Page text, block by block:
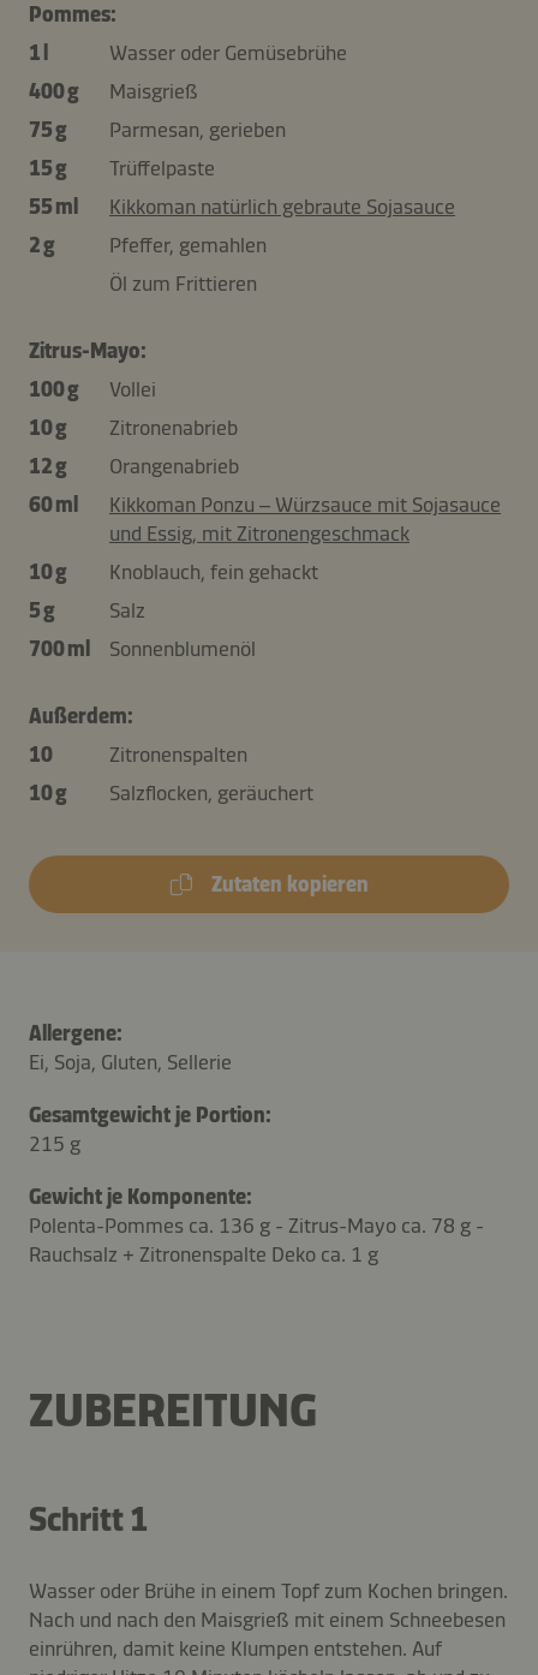
Pommes:
1 l
Wasser oder Gemüsebrühe
400 g
Maisgrieß
75 g
Parmesan, gerieben
15 g
Trüffelpaste
55 ml
Kikkoman natürlich gebraute Sojasauce
2 g
Pfeffer, gemahlen
Öl zum Frittieren
Zitrus-Mayo:
100 g
Vollei
10 g
Zitronenabrieb
12 g
Orangenabrieb
60 ml
Kikkoman Ponzu – Würzsauce mit Sojasauce
und Essig, mit Zitronengeschmack
10 g
Knoblauch, fein gehackt
5 g
Salz
700 ml
Sonnenblumenöl
Außerdem:
10
Zitronenspalten
10 g
Salzflocken, geräuchert
Zutaten kopieren
Allergene:
Ei, Soja, Gluten, Sellerie
Gesamtgewicht je Portion:
215 g
Gewicht je Komponente:
Polenta-Pommes ca. 136 g - Zitrus-Mayo ca. 78 g -
Rauchsalz + Zitronenspalte Deko ca. 1 g
ZUBEREITUNG
Schritt 1
Wasser oder Brühe in einem Topf zum Kochen bringen.
Nach und nach den Maisgrieß mit einem Schneebesen
einrühren, damit keine Klumpen entstehen. Auf